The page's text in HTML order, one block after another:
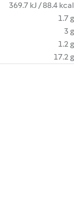
369.7 kJ / 88.4 kcal
1.7 g
3 g
1.2 g
17.2 g